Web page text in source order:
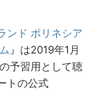
ンド ポリネシア
』は2019年1月
予習用として聴
トの公式